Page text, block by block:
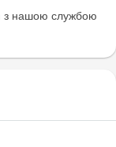
з нашою службою